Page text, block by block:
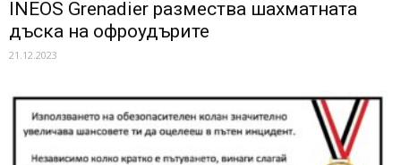
INEOS Grenadier размества шахматната
дъска на офроудърите
21.12.2023